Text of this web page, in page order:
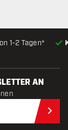
1-2 Tagen*
AN